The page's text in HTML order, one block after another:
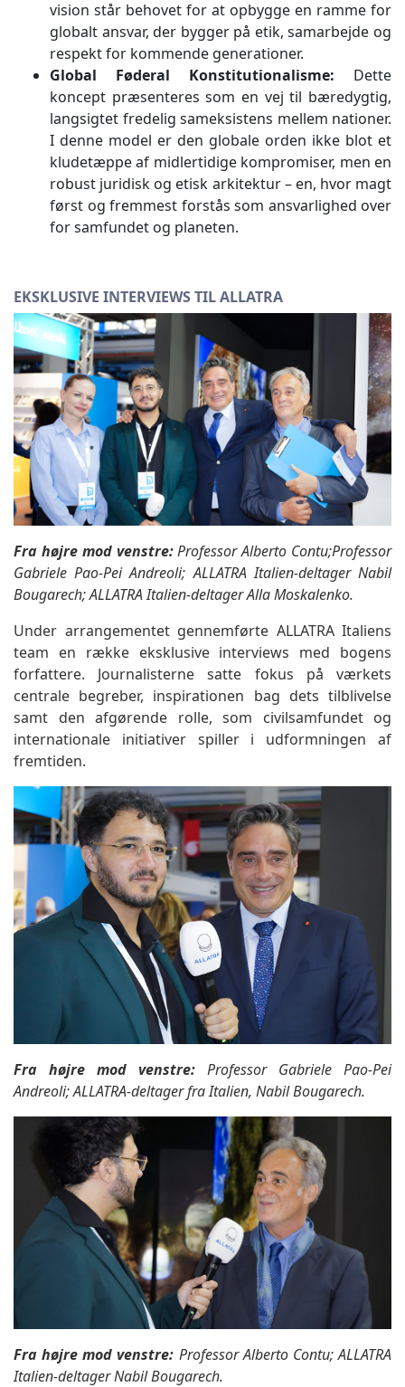
vision står behovet for at opbygge en ramme for
globalt ansvar, der bygger på etik, samarbejde og
respekt for kommende generationer.
Global Føderal Konstitutionalisme: Dette
koncept præsenteres som en vej til bæredygtig,
langsigtet fredelig sameksistens mellem nationer.
I denne model er den globale orden ikke blot et
kludetæppe af midlertidige kompromiser, men en
robust juridisk og etisk arkitektur – en, hvor magt
først og fremmest forstås som ansvarlighed over
for samfundet og planeten.
EKSKLUSIVE INTERVIEWS TIL ALLATRA
Fra højre mod venstre:Professor Alberto Contu;Professor
Gabriele Pao-Pei Andreoli; ALLATRA Italien-deltager Nabil
Bougarech; ALLATRA Italien-deltager Alla Moskalenko.
Under arrangementet gennemførte ALLATRA Italiens
team en række eksklusive interviews med bogens
forfattere. Journalisterne satte fokus på værkets
centrale begreber, inspirationen bag dets tilblivelse
samt den afgørende rolle, som civilsamfundet og
internationale initiativer spiller i udformningen af
fremtiden.
Fra højre mod venstre: Professor Gabriele Pao-Pei
Andreoli; ALLATRA-deltager fra Italien, Nabil Bougarech.
Fra højre mod venstre: Professor Alberto Contu; ALLATRA
Italien-deltager Nabil Bougarech.